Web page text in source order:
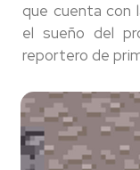
que cuenta con
el sueño del
reportero de